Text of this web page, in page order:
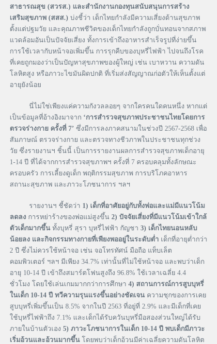
สาธารณสุข (สวรส.) และสำนักงานกองทุนสนับสนุนการสร้าง
เสริมสุขภาพ (สสส.) บ่งชี้ว่า เด็กไทยกำลังมีความเสี่ยงด้านสุขภาพ
ตั้งแต่ปฐมวัย และคุณภาพชีวิตของเด็กไทยกำลังถูกบั่นทอนจากสภาพ
แวดล้อมอันเป็นปัจจัยเสี่ยง ทั้งการเข้าถึงอาหารสำเร็จรูปที่ง่ายขึ้น
การใช้เวลากับหน้าจอเพิ่มขึ้น การรุกคืบของบุหรี่ไฟฟ้า ไปจนถึงโรค
ที่เคยถูกมองว่าเป็นปัญหาสุขภาพของผู้ใหญ่ เช่น เบาหวาน ความดัน
โลหิตสูง หรือภาวะไขมันผิดปกติ ที่เริ่มส่งสัญญาณก่อตัวให้เห็นตั้งแต่
อายุยังน้อย
นี่ไม่ใช่เพียงแค่ความกังวลลอยๆ จากใครคนใดคนหนึ่ง หากแต่
เป็นข้อมูลที่อ้างอิงมาจาก ‘การสำรวจสุขภาพประชาชนไทยโดยการ
ตรวจร่างกาย ครั้งที่ 7’ ซึ่งมีการลงภาคสนามในช่วงปี 2567-2568 เพื่อ
สัมภาษณ์ ตรวจร่างกาย และตรวจทางชีวภาพในประชาชนทุกช่วง
วัย ซึ่งรายงานฯ ชิ้นนี้ เป็นการรายงานผลการสำรวจสุขภาพเด็กอายุ
1-14 ปี ที่ได้จากการสำรวจสุขภาพฯ ครั้งที่ 7 ครอบคลุมทั้งลักษณะ
ครอบครัว การเลี้ยงดูเด็ก พฤติกรรมสุขภาพ การบริโภคอาหาร
สถานะสุขภาพ และภาวะโภชนาการ ฯลฯ
รายงานฯ ชี้ชัดว่า 1) เด็กที่อาศัยอยู่กับทั้งพ่อและแม่มีแนวโน้ม
ลดลง การหย่าร้างของพ่อแม่สูงขึ้น 2) ปัจจัยเสี่ยงที่มีแนวโน้มเข้าใกล้
ตัวเด็กมากขึ้น ทั้งบุหรี่ สุรา บุหรี่ไฟฟ้า กัญชา 3) เด็กไทยนอนหลับ
น้อยลง และกิจกรรมทางกายที่เพียงพออยู่ในระดับต่ำ เด็กที่อายุต่ำกว่า
2 ปี ซึ่งไม่ควรใช้หน้าจอ เช่น จอโทรทัศน์ มือถือ แท็บเล็ต
คอมพิวเตอร์ ฯลฯ มีเพียง 34.7% เท่านั้นที่ไม่ใช้หน้าจอ และพบว่าเด็ก
อายุ 10-14 ปี เข้าถึงสมาร์ตโฟนสูงถึง 96.8% ใช้เวลาเฉลี่ย 4.4
ชั่วโมง โดยใช้เล่นเกมมากกว่าการศึกษา 4) สถานการณ์การสูบบุหรี่
ในเด็ก 10-14 ปี ทวีความรุนแรงขึ้นอย่างชัดเจน ความชุกของการเคย
สูบบุหรี่เพิ่มขึ้นเป็น 8.5% จากในปี 2563 ที่อยู่ที่ 2.9% และมีเด็กที่เคย
ใช้บุหรี่ไฟฟ้าถึง 7.1% และเด็กได้รับควันบุหรี่มือสองส่วนใหญ่ได้รับ
ภายในบ้านตัวเอง 5) ภาวะโภชนาการในเด็ก 10-14 ปี พบเด็กมีภาวะ
เริ่มอ้วนและอ้วนมากขึ้น โดยพบว่าเด็กอ้วนมีค่าเฉลี่ยความดันโลหิต